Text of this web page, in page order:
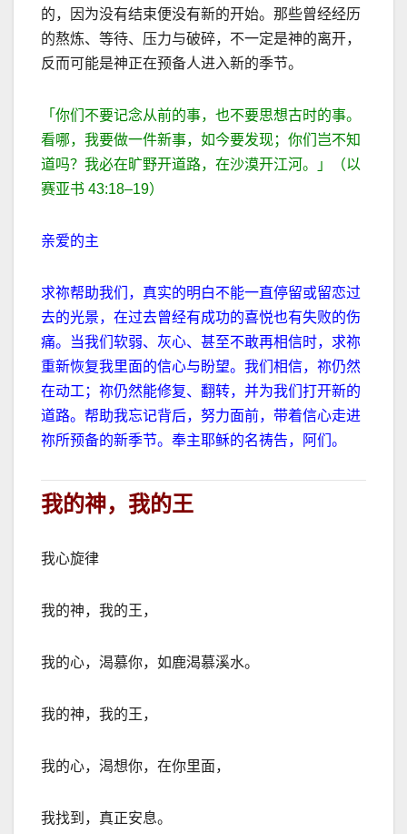
的，因为没有结束便没有新的开始。那些曾经经历
的熬炼、等待、压力与破碎，不一定是神的离开，
反而可能是神正在预备人进入新的季节。
「你们不要记念从前的事，也不要思想古时的事。
看哪，我要做一件新事，如今要发现；你们岂不知
道吗？我必在旷野开道路，在沙漠开江河。」（以
赛亚书 43:18–19）
亲爱的主
求祢帮助我们，真实的明白不能一直停留或留恋过
去的光景，在过去曾经有成功的喜悦也有失败的伤
痛。当我们软弱、灰心、甚至不敢再相信时，求祢
重新恢复我里面的信心与盼望。我们相信，祢仍然
在动工；祢仍然能修复、翻转，并为我们打开新的
道路。帮助我忘记背后，努力面前，带着信心走进
祢所预备的新季节。奉主耶稣的名祷告，阿们。
我的神，我的王
我心旋律
我的神，我的王，
我的心，渴慕你， 如鹿渴慕溪水。
我的神，我的王，
我的心，渴想你， 在你里面，
我找到，真正安息。